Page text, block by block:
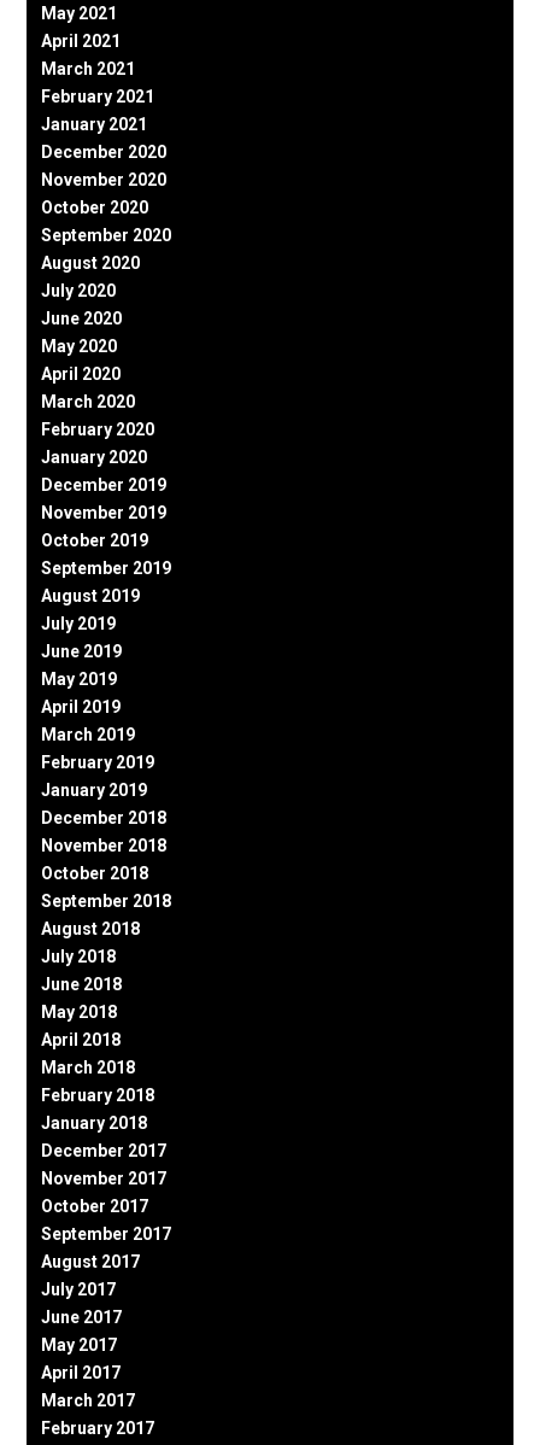
May 2021
April 2021
March 2021
February 2021
January 2021
December 2020
November 2020
October 2020
September 2020
August 2020
July 2020
June 2020
May 2020
April 2020
March 2020
February 2020
January 2020
December 2019
November 2019
October 2019
September 2019
August 2019
July 2019
June 2019
May 2019
April 2019
March 2019
February 2019
January 2019
December 2018
November 2018
October 2018
September 2018
August 2018
July 2018
June 2018
May 2018
April 2018
March 2018
February 2018
January 2018
December 2017
November 2017
October 2017
September 2017
August 2017
July 2017
June 2017
May 2017
April 2017
March 2017
February 2017